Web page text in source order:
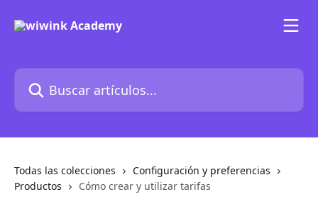
Buscar artículos...
Todas las colecciones
Configuración y preferencias
Productos
Cómo crear y utilizar tarifas